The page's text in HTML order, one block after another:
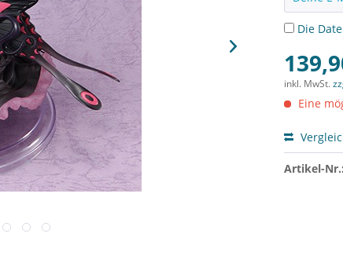
Die
inkl. MwSt.
Eine
Artikel-Nr.: